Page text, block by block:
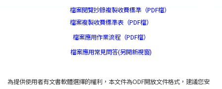
檔案閱覽抄錄複製收費標準（PDF檔）
檔案複製收費標準表（PDF檔）
檔案應用作業流程（PDF檔）
檔案應用常見問答(另開新視窗)
為提供使用者有文書軟體選擇的權利，本文件為ODF開放文件格式，建議您安